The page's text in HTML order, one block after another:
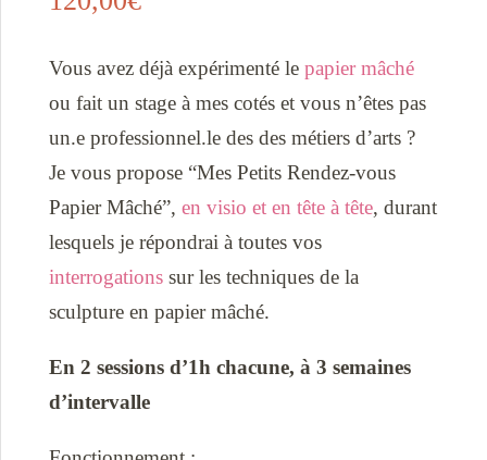
Vous avez déjà expérimenté le papier mâché
ou fait un stage à mes cotés et vous n’êtes pas
un.e professionnel.le des des métiers d’arts ?
Je vous propose “Mes Petits Rendez-vous
Papier Mâché”, en visio et en tête à tête, durant
lesquels je répondrai à toutes vos
interrogationssur les techniques de la
sculpture en papier mâché.
En 2 sessions d’1h chacune, à 3 semaines
d’intervalle